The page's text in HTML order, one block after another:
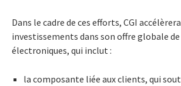
Dans le cadre de ces efforts, CGI
investissements dans son offre globale
électroniques, qui inclut :
la composante liée aux clients, qui